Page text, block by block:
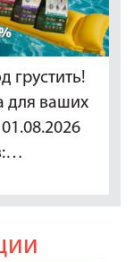
грустить!
для ваших